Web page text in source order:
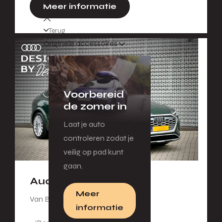
Terug
Originele accessoires
Voorbereid
de zomer in
Laat je auto
controleren zodat je
veilig op pad kunt
gaan.
Meer
informatie
Meer informatie
Audi SQ8 e-tron
Van Bastiaan.